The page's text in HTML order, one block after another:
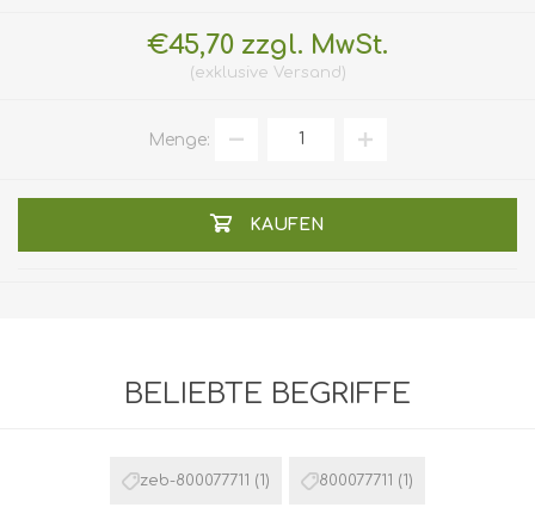
€45,70 zzgl. MwSt.
exklusive Versand
Menge:
KAUFEN
BELIEBTE BEGRIFFE
zeb-800077711 (1) 800077711 (1)